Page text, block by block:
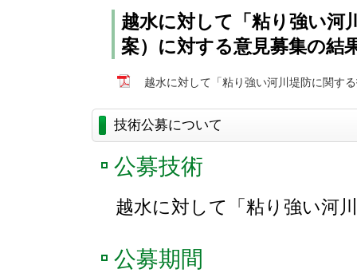
越水に対して「粘り強い河
案）に対する意見募集の結
越水に対して「粘り強い河川堤防に関す
技術公募について
公募技術
越水に対して「粘り強い河
公募期間